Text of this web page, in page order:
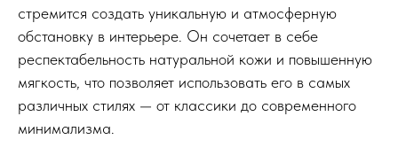
стремится создать уникальную и атмосферную
обстановку в интерьере. Он сочетает в себе
респектабельность натуральной кожи и повышенную
мягкость, что позволяет использовать его в самых
различных стилях — от классики до современного
минимализма.